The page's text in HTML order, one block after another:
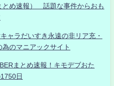
とめ速報） 話題な事件からおも
ャラだいすき永遠の非リア充・
のマニアックサイト
まとめ速報！キモデブおた
日